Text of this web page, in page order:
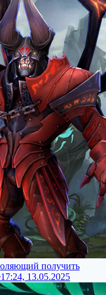
получить
17:24, 13.05.2025